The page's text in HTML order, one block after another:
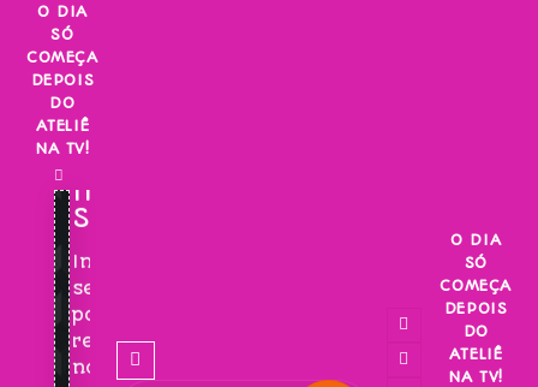
Skip
content
O DIA
SÓ
COMEÇA
DEPOIS
DO
ATELIÊ
NA TV!
INSCREVA-
SE!
Inscreva-
se
para
receber
novidades!
O DIA
SÓ
COMEÇA
DEPOIS
DO
ATELIÊ
NA TV!